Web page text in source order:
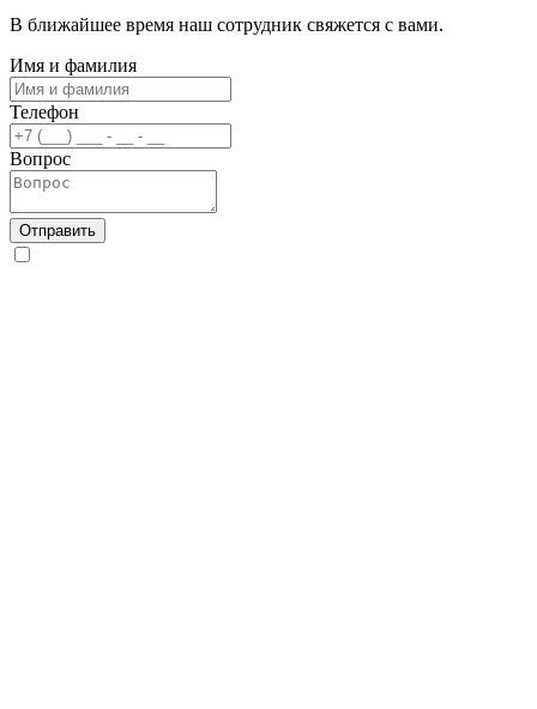
В ближайшее время наш сотрудник свяжется с вами.
Имя и фамилия
Телефон
Вопрос
Отправить